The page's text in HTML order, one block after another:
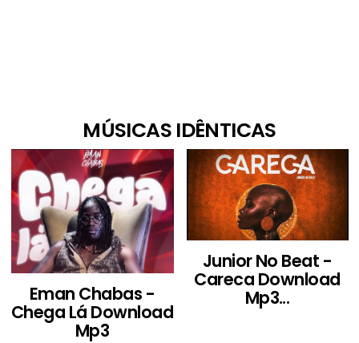
MÚSICAS IDÊNTICAS
Eman Chabas -
Chega Lá Download
Mp3
Junior No Beat -
Careca Download
Mp3...